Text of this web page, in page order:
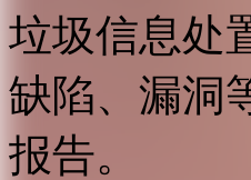
垃圾信息处
缺陷、漏洞
报告。